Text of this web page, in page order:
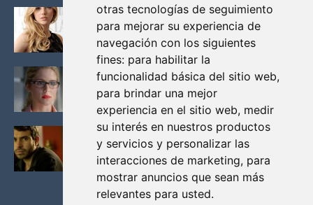
otras tecnologías de seguimiento
para mejorar su experiencia de
navegación con los siguientes
fines: para habilitar la
funcionalidad básica del sitio web,
para brindar una mejor
experiencia en el sitio web, medir
su interés en nuestros productos
y servicios y personalizar las
interacciones de marketing, para
mostrar anuncios que sean más
relevantes para usted.
KATHERYN WINNICK: LA ACTRIZ MAS GUAPA DE
VIKINGOS
Junio 14, 2013
FELICITY (EMILY BETT RICKARDS), LAS FOTOS
MAS BONITAS DE LA ALIADA DE ARROW
Noviembre 30, 2013
BLACK MIRROR: TODA TU HISTORIA. EPISODIO 3.
LA CRITICA
Mayo 17, 2012